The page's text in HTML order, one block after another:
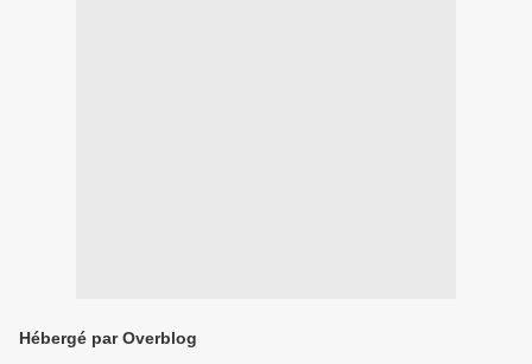
Hébergé par Overblog